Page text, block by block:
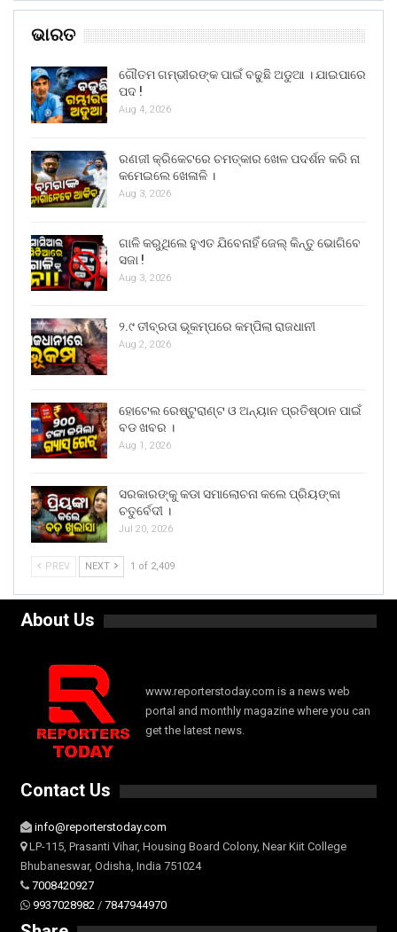
ଭାରତ
ଗୌତମ ଗମ୍ଭୀରଙ୍କ ପାଇଁ ବଢୁଛି ଅଡୁଆ । ଯାଇପାରେ
ପଦ !
Aug 4, 2026
ରଣଜୀ କ୍ରିକେଟରେ ଚମତ୍କାର ଖେଳ ପଦର୍ଶନ କରି ନା
କମେଇଲେ ଖେଳାଳି ।
Aug 3, 2026
ଗାଳି କରୁଥିଲେ ହୁଏତ ଯିବେନାହିଁ ଜେଲ୍ କିନ୍ତୁ ଭୋଗିବେ
ସଜା !
Aug 3, 2026
୨.୯ ତୀବ୍ରତା ଭୂକମ୍ପରେ କମ୍ପିଲା ରାଜଧାନୀ
Aug 2, 2026
ହୋଟେଲ ରେଷ୍ଟୁରାଣ୍ଟ ଓ ଅନ୍ୟାନ ପ୍ରତିଷ୍ଠାନ ପାଇଁ
ବଡ ଖବର ।
Aug 1, 2026
ସରକାରଙ୍କୁ କଡା ସମାଲୋଚନା କଲେ ପ୍ରିୟଙ୍କା
ଚତୁର୍ବେଦୀ ।
Jul 20, 2026
PREV NEXT 1 of 2,409
About Us
www.reporterstoday.com is a news web
portal and monthly magazine where you can
get the latest news.
Contact Us
info@reporterstoday.com
LP-115, Prasanti Vihar, Housing Board Colony, Near Kiit College
Bhubaneswar, Odisha, India 751024
7008420927
9937028982 / 7847944970